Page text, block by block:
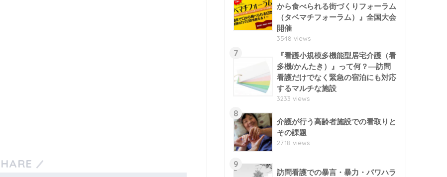
から食べられる街づくりフォーラム
（タベマチフォーラム）』全国大会
開催
3548 views
7
『看護小規模多機能型居宅介護（看
多機/かんたき）』って何？―訪問
看護だけでなく緊急の宿泊にも対応
するマルチな施設
3233 views
8
介護が行う高齢者施設での看取りと
その課題
2718 views
9
訪問看護での暴言・暴力・パワハラ